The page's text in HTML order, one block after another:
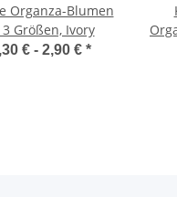
Organza-Blumen
Größen, Ivory
€ - 2,90 € *